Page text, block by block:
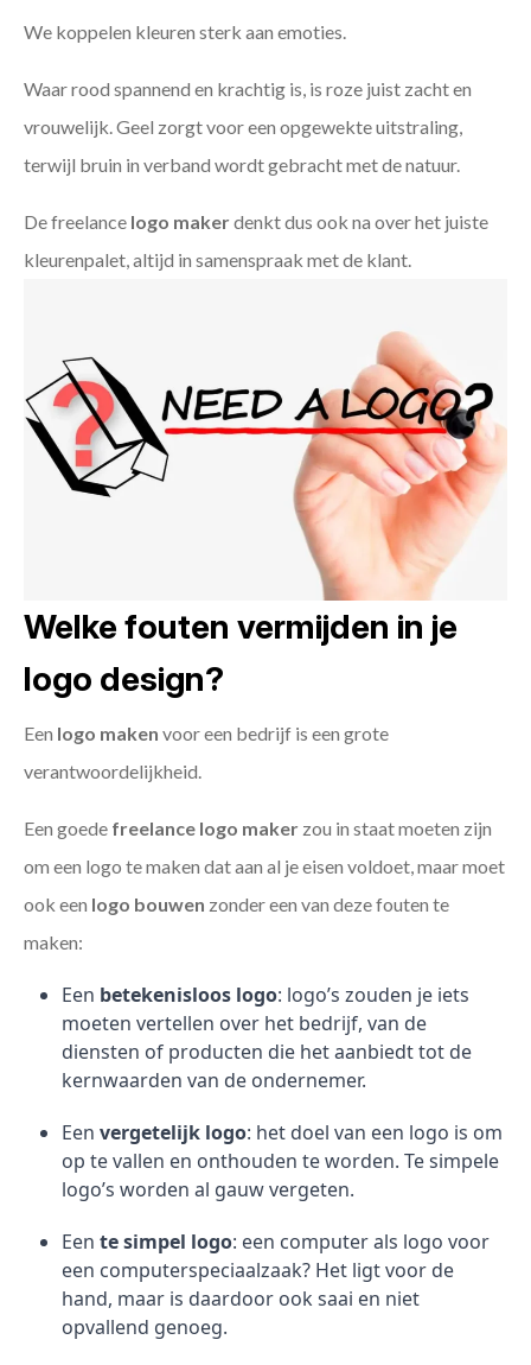
We koppelen kleuren sterk aan emoties.
Waar rood spannend en krachtig is, is roze juist zacht en
vrouwelijk. Geel zorgt voor een opgewekte uitstraling,
terwijl bruin in verband wordt gebracht met de natuur.
De freelance logo makerdenkt dus ook na over het juiste
kleurenpalet, altijd in samenspraak met de klant.
Welke fouten vermijden in je
logo design?
Een logo maken voor een bedrijf is een grote
verantwoordelijkheid.
Een goede freelance logo maker zou in staat moeten zijn
om een logo te maken dat aan al je eisen voldoet, maar moet
ook een logo bouwen zonder een van deze fouten te
maken:
Een betekenisloos logo: logo’s zouden je iets
moeten vertellen over het bedrijf, van de
diensten of producten die het aanbiedt tot de
kernwaarden van de ondernemer.
Een vergetelijk logo: het doel van een logo is om
op te vallen en onthouden te worden. Te simpele
logo’s worden al gauw vergeten.
Een te simpel logo: een computer als logo voor
een computerspeciaalzaak? Het ligt voor de
hand, maar is daardoor ook saai en niet
opvallend genoeg.